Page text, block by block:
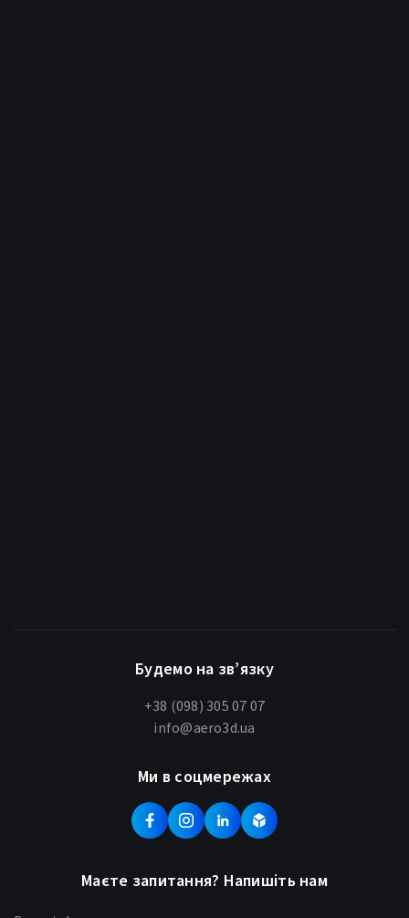
Будемо на зв’язку
+38 (098) 305 07 07
info@aero3d.ua
Ми в соцмережах
Маєте запитання? Напишіть нам